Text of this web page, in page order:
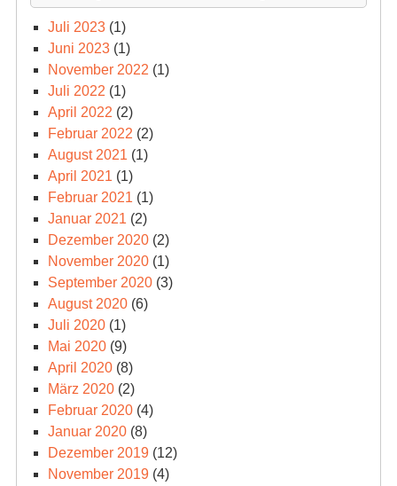
Juli 2023(1)
Juni 2023(1)
November 2022 (1)
Juli 2022 (1)
April 2022 (2)
Februar 2022 (2)
August 2021 (1)
April 2021 (1)
Februar 2021 (1)
Januar 2021 (2)
Dezember 2020(2)
November 2020(1)
September 2020(3)
August 2020(6)
Juli 2020(1)
Mai 2020(9)
April 2020(8)
März 2020(2)
Februar 2020(4)
Januar 2020(8)
Dezember 2019(12)
November 2019(4)